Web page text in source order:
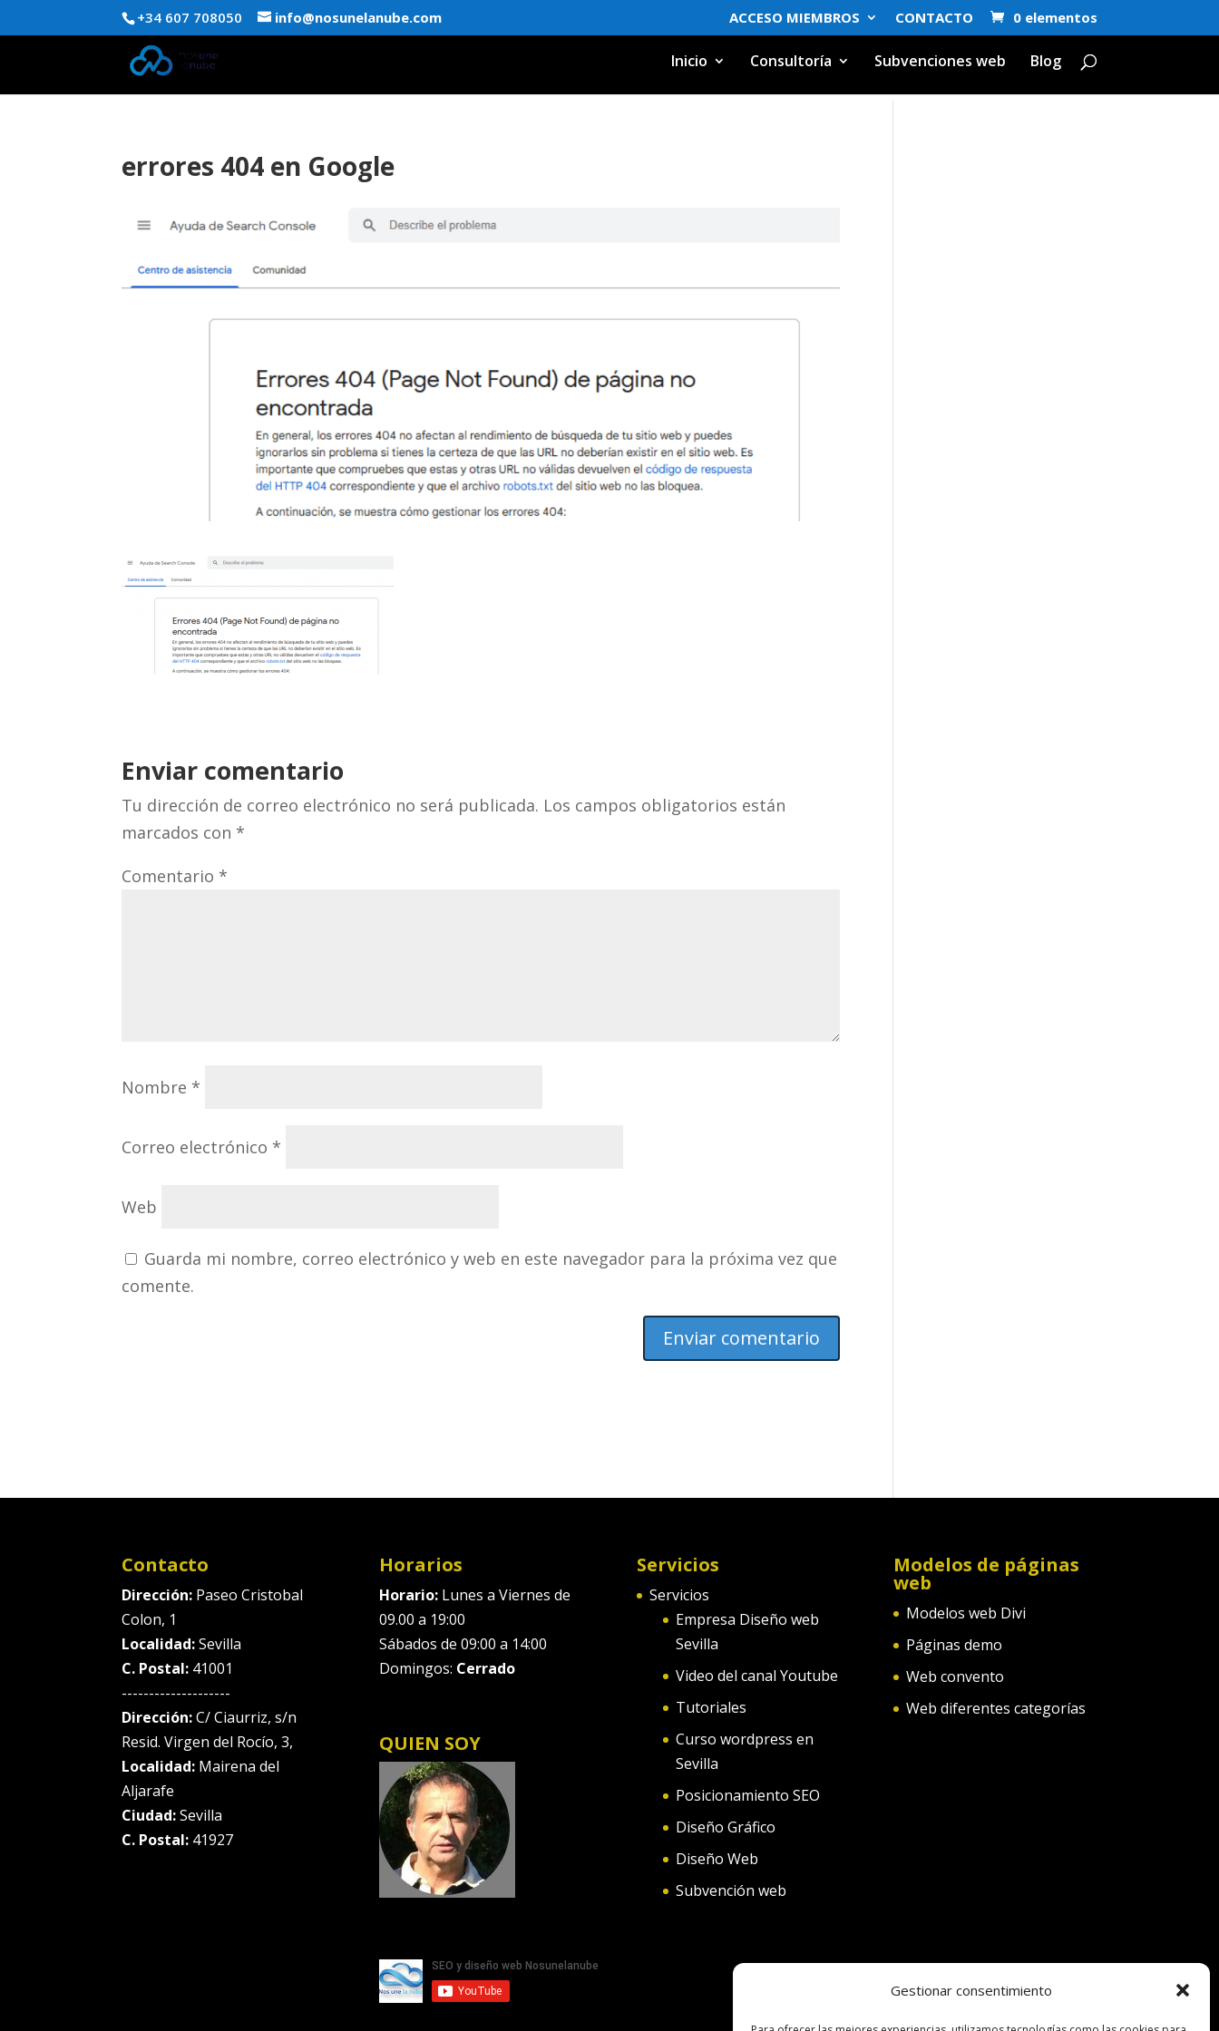
Gestionar consentimiento
+34 607 708050 info@nosunelanube.com ACCESO MIEMBROS CONTACTO 0 elementos
Inicio Consultoría Subvenciones web Blog
errores 404 en Google
Enviar comentario
Tu dirección de correo electrónico no será publicada. Los campos obligatorios están
marcados con *
Comentario *
Nombre *
Correo electrónico *
Web
Guarda mi nombre, correo electrónico y web en este navegador para la próxima vez que
comente.
Contacto
Dirección: Paseo Cristobal
Colon, 1
Localidad:Sevilla
C. Postal: 41001
--------------------
Dirección:C/ Ciaurriz, s/n
Resid. Virgen del Rocío, 3,
Localidad: Mairena del
Aljarafe
Ciudad:Sevilla
C. Postal: 41927
Horarios
Horario:Lunes a Viernes de
09.00 a 19:00
Sábados de 09:00 a 14:00
Domingos: Cerrado
QUIEN SOY
Servicios
Servicios
Empresa Diseño web
Sevilla
Video del canal Youtube
Tutoriales
Curso wordpress en
Sevilla
Posicionamiento SEO
Diseño Gráfico
Diseño Web
Subvención web
Modelos de páginas
web
Modelos web Divi
Páginas demo
Web convento
Web diferentes categorías